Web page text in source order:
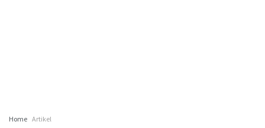
Home Artikel